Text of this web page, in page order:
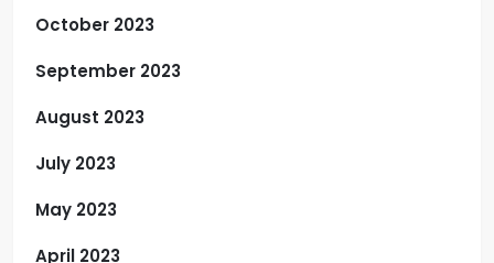
October 2023
September 2023
August 2023
July 2023
May 2023
April 2023